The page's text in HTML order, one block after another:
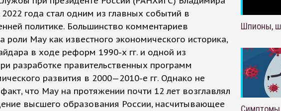
года стал одним из главных событий в
политике. Большинство комментариев
роли Мау как известного экономического историка,
в ходе реформ 1990-х гг. и одной из
разработке правительственных программ
развития в 2000—2010-е гг. Однако не
что Мау на протяжении почти 12 лет возглавлял
высшего образования России, насчитывающее
Шпионы,
Симптомы